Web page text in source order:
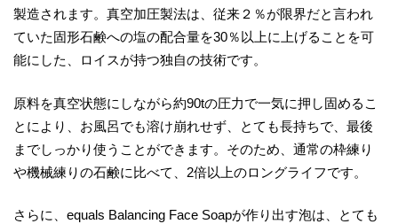
製造されます。真空加圧製法は、従来２％が限界だと言われ
ていた固形石鹸への塩の配合量を30％以上に上げることを可
能にした、ロイスが持つ独自の技術です。
原料を真空状態にしながら約90tの圧力で一気に押し固めるこ
とにより、お風呂でも溶け崩れせず、とても長持ちで、最後
までしっかり使うことができます。そのため、通常の枠練り
や機械練りの石鹸に比べて、2倍以上のロングライフです。
さらに、equals Balancing Face Soapが作り出す泡は、とても